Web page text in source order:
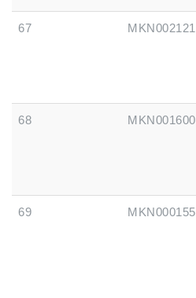
67 MKN002121
68 MKN001600
69 MKN000155